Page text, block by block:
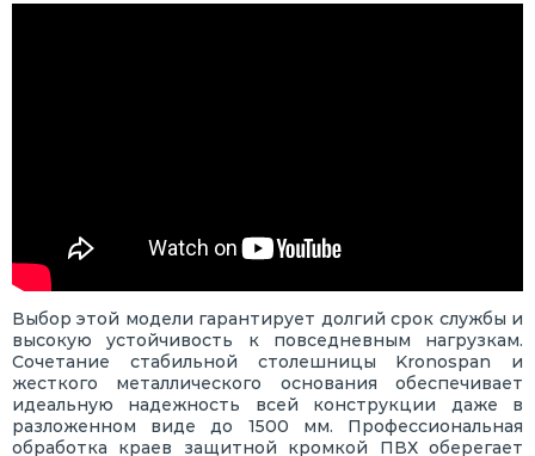
Выбор этой модели гарантирует долгий срок службы и
высокую устойчивость к повседневным нагрузкам.
Сочетание стабильной столешницы Kronospan и
жесткого металлического основания обеспечивает
идеальную надежность всей конструкции даже в
разложенном виде до 1500 мм. Профессиональная
обработка краев защитной кромкой ПВХ оберегает